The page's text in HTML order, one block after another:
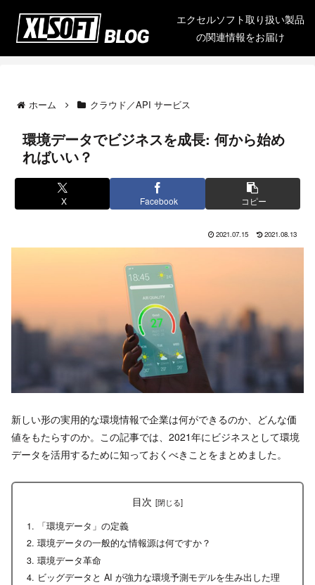
エクセルソフト取り扱い製品
の関連情報をお届け
ホーム クラウド／API サービス
環境データでビジネスを成長: 何から始め
ればいい？
X Facebook コピー
2021.07.15 2021.08.13
新しい形の実用的な環境情報で企業は何ができるのか、どんな価
値をもたらすのか。この記事では、2021年にビジネスとして環境
データを活用するために知っておくべきことをまとめました。
目次
「環境データ」の定義
環境データの一般的な情報源は何ですか？
環境データ革命
ビッグデータと AI が強力な環境予測モデルを生み出した理